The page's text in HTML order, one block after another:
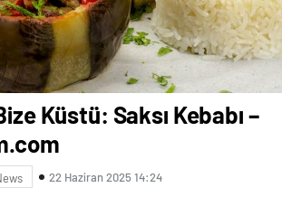
Küstü: Saksı Kebabı –
22 Haziran 2025 14:24